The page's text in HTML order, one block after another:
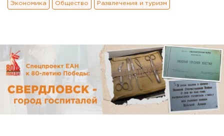
Экономика Общество Развлечения и туризм